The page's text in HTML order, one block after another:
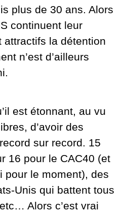
plus de 30 ans. Alors
continuent leur
attractifs la détention
n’est d’ailleurs
est étonnant, au vu
d’avoir des
sur record. 15
16 pour le CAC40 (et
pour le moment), des
Unis qui battent tous
Alors c’est vrai